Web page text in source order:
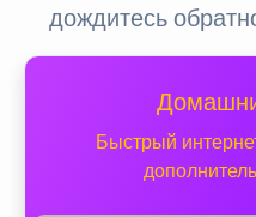
дождитесь
Быстрый